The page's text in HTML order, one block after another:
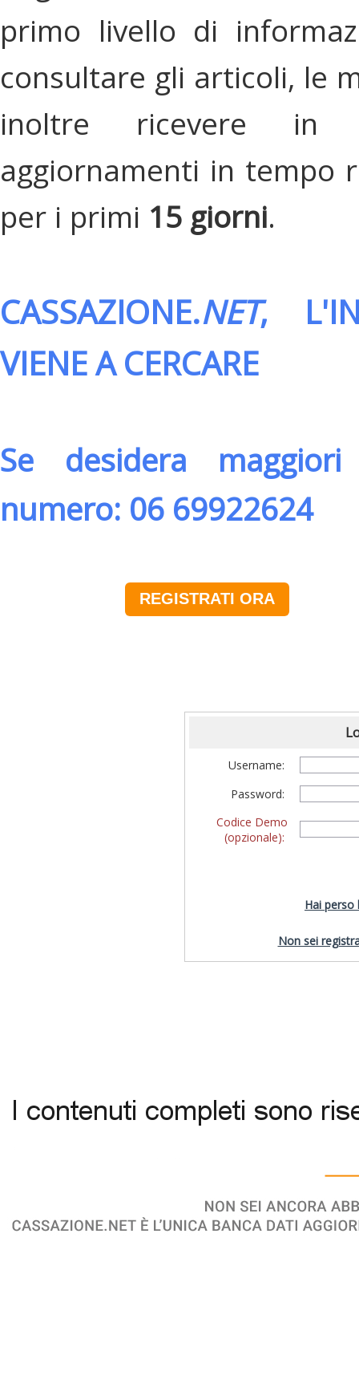
primo livello di
consultare gli articoli, le
inoltre ricevere in
aggiornamenti in tempo
per i primi 15 giorni.
CASSAZIONE.NET,
VIENE A CERCARE
Se desidera
numero: 06 69922624
REGISTRATI ORA
Username:
Password:
Codice Demo
(opzionale):
Hai perso
Non sei